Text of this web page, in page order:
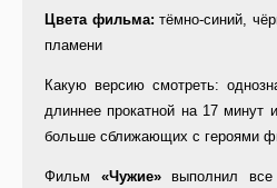
Цвета фильма: тёмно-синий,
пламени
Какую версию смотреть:
длиннее прокатной на 17 минут
больше сближающих с героями
Фильм «Чужие»выполнил все